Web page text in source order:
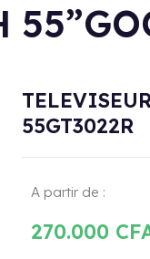
55GT3022R
A partir de :
270.000